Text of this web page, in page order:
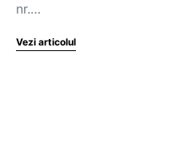
nr.…
Vezi articolul